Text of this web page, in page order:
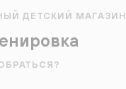
ДЕТСКИЙ МАГАЗИН